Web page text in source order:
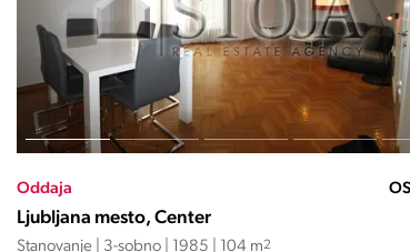
Oddaja
Ljubljana mesto, Center
Stanovanje | 3-sobno | 1985 | 104 m2